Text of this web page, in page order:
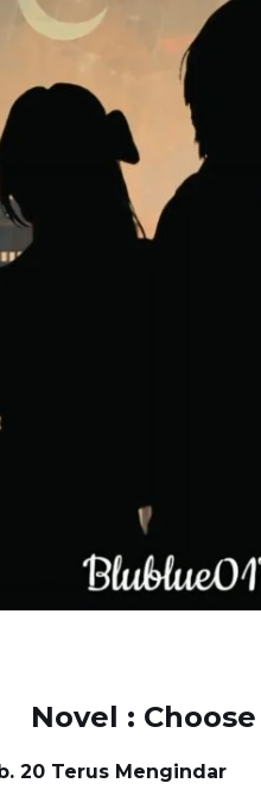
Novel :
20 Terus Mengindar